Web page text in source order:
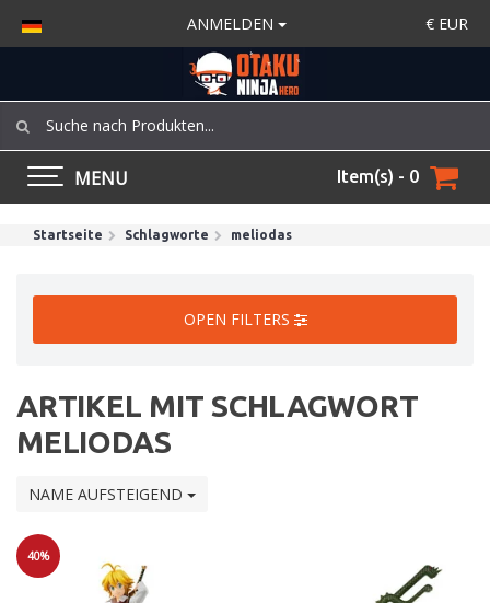
ANMELDEN € EUR
MENU Item(s) - 0
Startseite Schlagworte meliodas
OPEN FILTERS
ARTIKEL MIT SCHLAGWORT
MELIODAS
NAME AUFSTEIGEND
40%